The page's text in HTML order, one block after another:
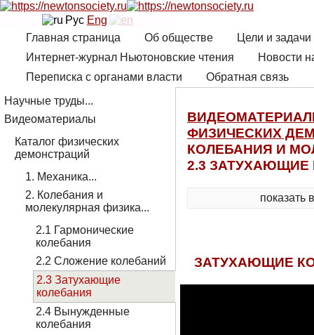
Рус Eng
Главная страница
Об обществе
Цели и
Интернет-журнал Ньютоновские чтения
Новости
Переписка с органами власти
Обратная связь
ФИЗИЧЕСКИХ
КОЛЕБАНИЯ И
2.3 ЗАТУХАЮЩИЕ
показать
ЗАТУХАЮЩИЕ
Научные труды...
Видеоматериалы
Каталог физических
демонстраций
1. Механика...
2. Колебания и
молекулярная физика...
2.1 Гармонические
колебания
2.2 Сложение колебаний
2.3 Затухающие
колебания
2.4 Вынужденные
колебания